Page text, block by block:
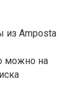
из Amposta
можно на